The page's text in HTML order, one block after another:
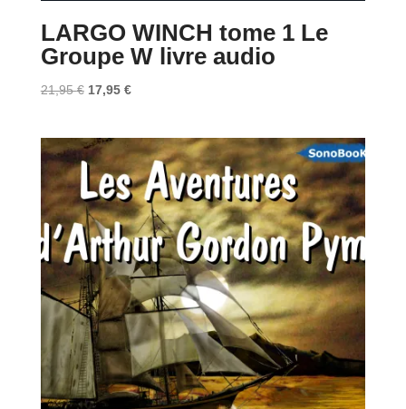
LARGO WINCH tome 1 Le
Groupe W livre audio
21,95€ Le
était :
21,95 €.
17,95 €Le
est :
17,95 €.